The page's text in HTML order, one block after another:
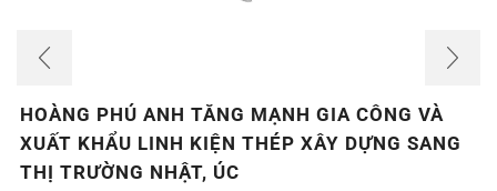
HOÀNG PHÚ ANH TĂNG MẠNH GIA CÔNG VÀ
XUẤT KHẨU LINH KIỆN THÉP XÂY DỰNG SANG
THỊ TRƯỜNG NHẬT, ÚC